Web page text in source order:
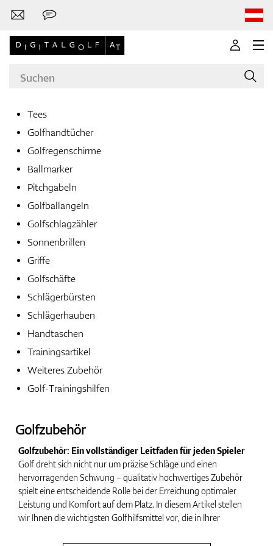
Bags
Tees
Golfhandtücher
Golfregenschirme
Ballmarker
Pitchgabeln
Golfballangeln
Golfschlagzähler
Sonnenbrillen
Griffe
Golfschäfte
Schlägerbürsten
Schlägerhauben
Handtaschen
Trainingsartikel
Weiteres Zubehör
Golf-Trainingshilfen
Golfzubehör
Golfzubehör: Ein vollständiger Leitfaden für jeden Spieler
Golf dreht sich nicht nur um präzise Schläge und einen
hervorragenden Schwung – qualitativ hochwertiges Zubehör
spielt eine entscheidende Rolle bei der Erreichung optimaler
Leistung und Komfort auf dem Platz. In diesem Artikel stellen
wir Ihnen die wichtigsten Golfhilfsmittel vor, die in Ihrer